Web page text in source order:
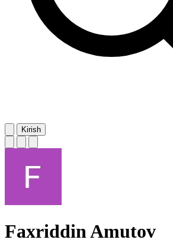
Kirish
Faxriddin Amutov